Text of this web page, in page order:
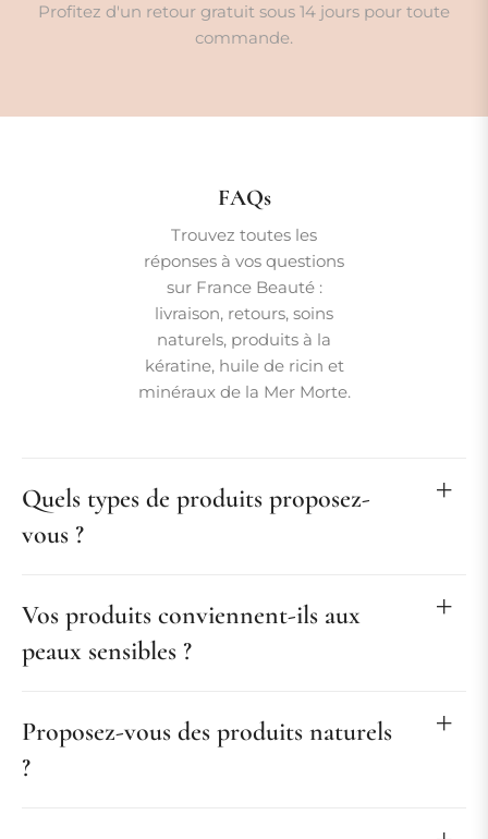
Profitez d'un retour gratuit sous 14 jours pour toute
commande.
FAQs
Trouvez toutes les
réponses à vos questions
sur France Beauté :
livraison, retours, soins
naturels, produits à la
kératine, huile de ricin et
minéraux de la Mer Morte.
Quels types de produits proposez-
vous ?
Vos produits conviennent-ils aux
peaux sensibles ?
Proposez-vous des produits naturels
?